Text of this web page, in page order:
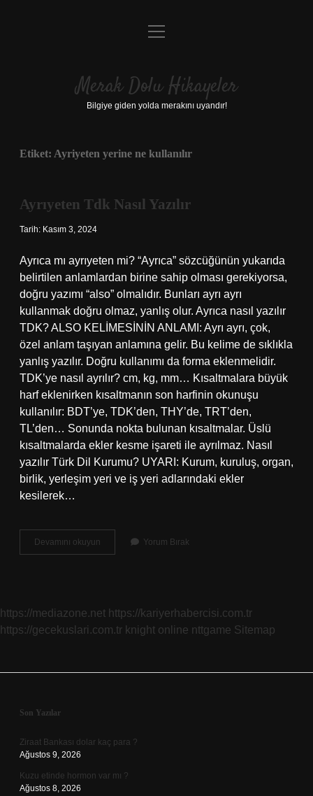
Anasayfa
Yasal Uyarı
menüyü
Merak Dolu Hikayeler
Bilgiye giden yolda merakını uyandır!
Etiket: Ayriyeten yerine ne kullanılır
Ayrıyeten Tdk Nasıl Yazılır
Tarih: Kasım 3, 2024
Ayrıca mı ayrıyeten mi? “Ayrıca” sözcüğünün yukarıda
belirtilen anlamlardan birine sahip olması gerekiyorsa,
doğru yazımı “also” olmalıdır. Bunları ayrı ayrı
kullanmak doğru olmaz, yanlış olur. Ayrıca nasıl yazılır
TDK? ALSO KELİMESİNİN ANLAMI: Ayrı ayrı, çok,
özel anlam taşıyan anlamına gelir. Bu kelime de sıklıkla
yanlış yazılır. Doğru kullanımı da forma eklenmelidir.
TDK’ye nasıl ayrılır? cm, kg, mm… Kısaltmalara büyük
harf eklenirken kısaltmanın son harfinin okunuşu
kullanılır: BDT’ye, TDK’den, THY’de, TRT’den,
TL’den… Sonunda nokta bulunan kısaltmalar. Üslü
kısaltmalarda ekler kesme işareti ile ayrılmaz. Nasıl
yazılır Türk Dil Kurumu? UYARI: Kurum, kuruluş, organ,
birlik, yerleşim yeri ve iş yeri adlarındaki ekler
kesilerek…
Devamını okuyun Ayrıyeten
Tdk
Yorum Bırak
https://mediazone.net https://kariyerhabercisi.com.tr
https://gecekuslari.com.tr knight online nttgame Sitemap
Sidebar
Son Yazılar
Ziraat Bankası dolar kaç para ?
Ağustos 9, 2026
Kuzu etinde hormon var mı ?
Ağustos 8, 2026